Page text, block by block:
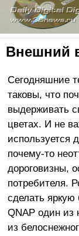
Внешний
Сегодняшние
таковы, что
выдерживать
цветах. И не
используется
почему-то
дороговизны,
потребителя.
сделать яркую
QNAP один из
из